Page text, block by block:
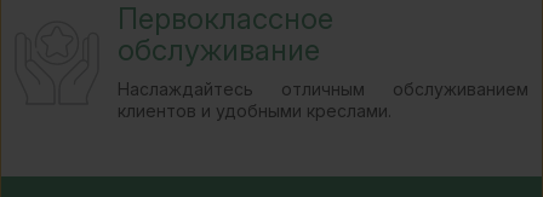
Первоклассное
обслуживание
Наслаждайтесь отличным обслуживанием
клиентов и удобными креслами.